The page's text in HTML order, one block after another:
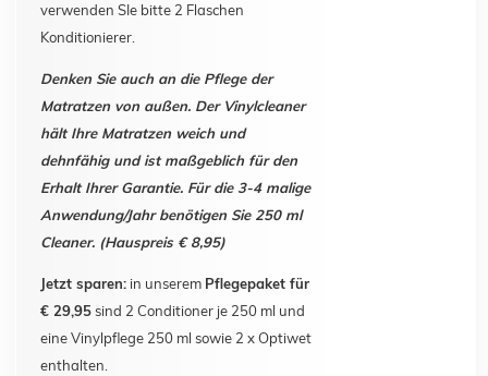
verwenden SIe bitte 2 Flaschen
Konditionierer.
Denken Sie auch an die Pflege der
Matratzen von außen. Der Vinylcleaner
hält Ihre Matratzen weich und
dehnfähig und ist maßgeblich für den
Erhalt Ihrer Garantie. Für die 3-4 malige
Anwendung/Jahr benötigen Sie 250 ml
Cleaner. (Hauspreis € 8,95)
Jetzt sparen: in unserem Pflegepaket für
€ 29,95sind 2 Conditioner je 250 ml und
eine Vinylpflege 250 ml sowie 2 x Optiwet
enthalten.